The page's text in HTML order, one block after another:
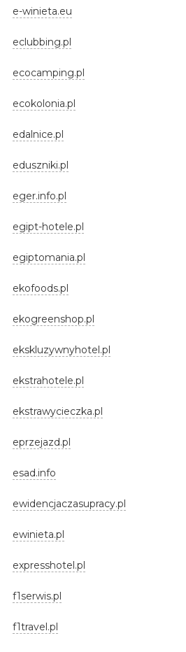
e-winieta.eu
eclubbing.pl
ecocamping.pl
ecokolonia.pl
edalnice.pl
eduszniki.pl
eger.info.pl
egipt-hotele.pl
egiptomania.pl
ekofoods.pl
ekogreenshop.pl
ekskluzywnyhotel.pl
ekstrahotele.pl
ekstrawycieczka.pl
eprzejazd.pl
esad.info
ewidencjaczasupracy.pl
ewinieta.pl
expresshotel.pl
f1serwis.pl
f1travel.pl